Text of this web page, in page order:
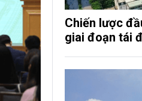
Chiến lược
giai đoạn tái